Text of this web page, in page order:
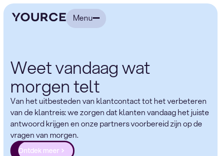
Menu
Weet vandaag wat
morgen telt
Van het uitbesteden van klantcontact tot het verbeteren
van de klantreis: we zorgen dat klanten vandaag het juiste
antwoord krijgen en onze partners voorbereid zijn op de
vragen van morgen.
Ontdek meer